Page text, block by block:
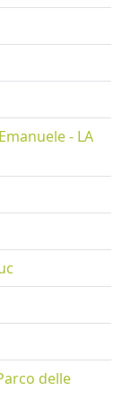
- LA
delle